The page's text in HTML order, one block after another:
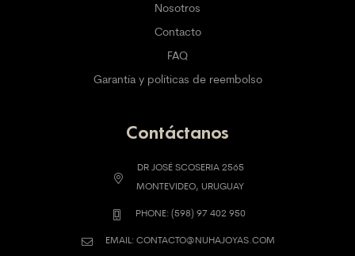
Nosotros
Contacto
FAQ
Garantía y políticas de reembolso
Contáctanos
DR JOSÉ SCOSERIA 2565
MONTEVIDEO, URUGUAY
PHONE: (598) 97 402 950
EMAIL: CONTACTO@NUHAJOYAS.COM